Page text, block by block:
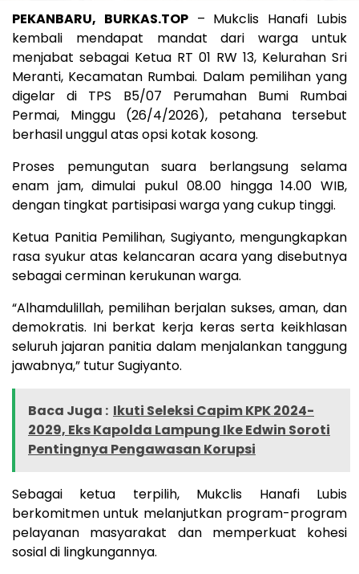
PEKANBARU, BURKAS.TOP– Mukclis Hanafi Lubis
kembali mendapat mandat dari warga untuk
menjabat sebagai Ketua RT 01 RW 13, Kelurahan Sri
Meranti, Kecamatan Rumbai. Dalam pemilihan yang
digelar di TPS B5/07 Perumahan Bumi Rumbai
Permai, Minggu (26/4/2026), petahana tersebut
berhasil unggul atas opsi kotak kosong.
Proses pemungutan suara berlangsung selama
enam jam, dimulai pukul 08.00 hingga 14.00 WIB,
dengan tingkat partisipasi warga yang cukup tinggi.
Ketua Panitia Pemilihan, Sugiyanto, mengungkapkan
rasa syukur atas kelancaran acara yang disebutnya
sebagai cerminan kerukunan warga.
“Alhamdulillah, pemilihan berjalan sukses, aman, dan
demokratis. Ini berkat kerja keras serta keikhlasan
seluruh jajaran panitia dalam menjalankan tanggung
jawabnya,” tutur Sugiyanto.
Baca Juga : Ikuti Seleksi Capim KPK 2024-
2029, Eks Kapolda Lampung Ike Edwin Soroti
Pentingnya Pengawasan Korupsi
Sebagai ketua terpilih, Mukclis Hanafi Lubis
berkomitmen untuk melanjutkan program-program
pelayanan masyarakat dan memperkuat kohesi
sosial di lingkungannya.